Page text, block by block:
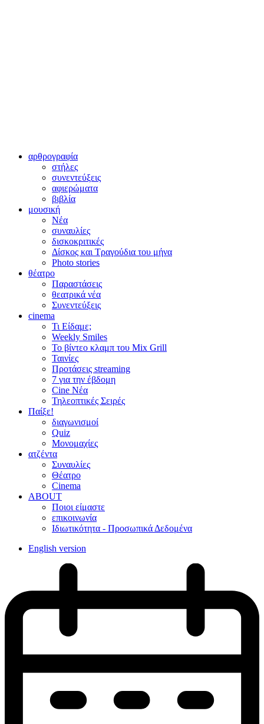
αρθρογραφία
στήλες
συνεντεύξεις
αφιερώματα
βιβλία
μουσική
Νέα
συναυλίες
δισκοκριτικές
Δίσκος και Τραγούδια του μήνα
Photo stories
θέατρο
Παραστάσεις
θεατρικά νέα
Συνεντεύξεις
cinema
Τι Είδαμε;
Weekly Smiles
Το βίντεο κλαμπ του Mix Grill
Ταινίες
Προτάσεις streaming
7 για την έβδομη
Cine Νέα
Τηλεοπτικές Σειρές
Παίξε!
διαγωνισμοί
Quiz
Μονομαχίες
ατζέντα
Συναυλίες
Θέατρο
Cinema
ABOUT
Ποιοι είμαστε
επικοινωνία
Ιδιωτικότητα - Προσωπικά Δεδομένα
English version